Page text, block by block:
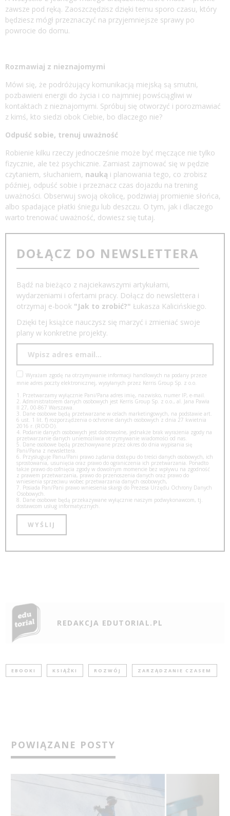
zawsze pod ręką. Zaoszczędzisz dzięki temu sporo czasu, który
będziesz mógł przeznaczyć na przyjemniejsze sprawy po
powrocie do domu.
Rozmawiaj z nieznajomymi
Mówi się, że podróżujący komunikacją miejską są smutni,
pozbawieni energii do życia i co najmniej powściągliwi w
kontaktach z nieznajomymi. Spróbuj się otworzyć i porozmawiać
z kimś, kto siedzi obok Ciebie, bo dlaczego nie?
Odpuść sobie, trenuj uważność
Robienie kilku rzeczy jednocześnie może być męczące nie tylko
fizycznie, ale też psychicznie. Zamiast zajmować się w pędzie
czytaniem, słuchaniem, nauką i planowania tego, co zrobisz
później, odpuść sobie i przeznacz czas dojazdu na trening
uważności. Obserwuj swoją okolicę, podziwiaj promienie słońca,
albo spadające płatki śniegu lub deszczu. O tym, jak i dlaczego
warto trenować uważność, dowiesz się tutaj.
DOŁĄCZ DO NEWSLETTERA
Bądź na bieżąco z najciekawszymi artykułami,
wydarzeniami i ofertami pracy. Dołącz do newslettera i
otrzymaj e-book "Jak to zrobić?" Łukasza Kalicińskiego.
Dzięki tej książce nauczysz się marzyć i zmieniać swoje
plany w konkretne projekty.
Wyrażam zgodę na otrzymywanie informacji handlowych na podany przeze
mnie adres poczty elektronicznej, wysyłanych przez Kerris Group Sp. z o.o.
1. Przetwarzamy wyłącznie Pani/Pana adres imię, nazwisko, numer IP, e-mail.
2. Administratorem danych osobowych jest Kerris Group Sp. z o.o., al. Jana Pawła
II 27, 00-867 Warszawa.
3. Dane osobowe będą przetwarzane w celach marketingowych, na podstawie art.
6 ust. 1 lit. f) rozporządzenia o ochronie danych osobowych z dnia 27 kwietnia
2016 r. (RODO).
4. Podanie danych osobowych jest dobrowolne, jednakże brak wyrażenia zgody na
przetwarzanie danych uniemożliwia otrzymywanie wiadomości od nas.
5. Dane osobowe będą przechowywane przez okres do dnia wypisania się
Pani/Pana z newslettera.
6. Przysługuje Panu/Pani prawo żądania dostępu do treści danych osobowych, ich
sprostowania, usunięcia oraz prawo do ograniczenia ich przetwarzania. Ponadto
także prawo do cofnięcia zgody w dowolnym momencie bez wpływu na zgodność
z prawem przetwarzania, prawo do przenoszenia danych oraz prawo do
wniesienia sprzeciwu wobec przetwarzania danych osobowych,
7. Posiada Pan/Pani prawo wniesienia skargi do Prezesa Urzędu Ochrony Danych
Osobowych.
8. Dane osobowe będą przekazywane wyłącznie naszym podwykonawcom, tj.
dostawcom usług informatycznych.
REDAKCJA EDUTORIAL.PL
EBOOKI KSIĄŻKI ROZWÓJ ZARZĄDZANIE CZASEM
POWIĄZANE POSTY